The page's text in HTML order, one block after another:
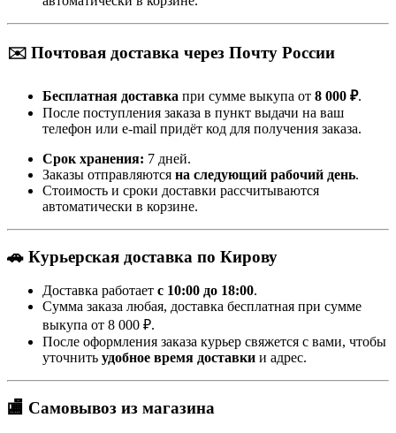
✉️ Почтовая доставка через Почту России
Бесплатная доставка при сумме выкупа от 8 000 ₽.
После поступления заказа в пункт выдачи на ваш
телефон или e-mail придёт код для получения заказа.
Срок хранения: 7 дней.
Заказы отправляются на следующий рабочий день.
Стоимость и сроки доставки рассчитываются
автоматически в корзине.
🚗 Курьерская доставка по Кирову
Доставка работает с 10:00 до 18:00.
Сумма заказа любая, доставка бесплатная при сумме
выкупа от 8 000 ₽.
После оформления заказа курьер свяжется с вами, чтобы
уточнить удобное время доставки и адрес.
🏬 Самовывоз из магазина